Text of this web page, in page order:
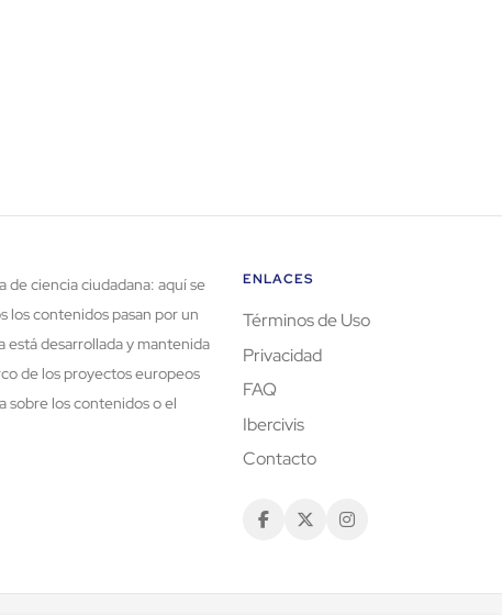
de ciencia ciudadana: aquí se
los contenidos pasan por un
está desarrollada y mantenida
de los proyectos europeos
sobre los contenidos o el
ENLACES
Términos de Uso
Privacidad
FAQ
Ibercivis
Contacto